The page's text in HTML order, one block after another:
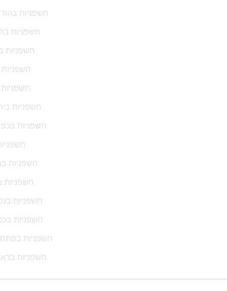
חשפניות
חשפניות
חשפניות
חשפניות
חשפניות
חשפניות
חשפניות
חשפניות
חשפניות
חשפניות
חשפניות בפתח
חשפניות